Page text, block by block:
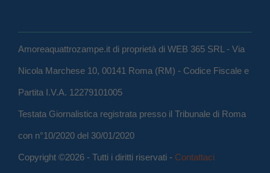
Amoreaquattrozampe.it di proprietà di WEB 365 SRL - Via
Nicola Marchese 10, 00141 Roma (RM) - Codice Fiscale e
Partita I.V.A. 12279101005
Testata Giornalistica registrata presso il Tribunale di Roma
con n°10/2020 del 30/01/2020
Copyright ©2026 - Tutti i diritti riservati - Contattaci